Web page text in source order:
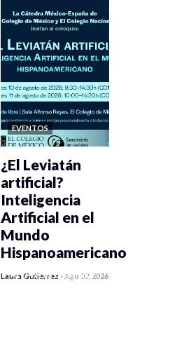
EVENTOS
0 veces compartido
¿El Leviatán
artificial?
Inteligencia
Artificial en el
Mundo
Hispanoamericano
Laura Gutiérrez -Ago 07, 2026